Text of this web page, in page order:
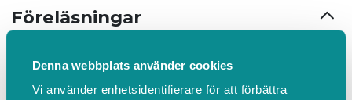
Denna webbplats använder cookies
Vi använder enhetsidentifierare för att förbättra
Föreläsningar